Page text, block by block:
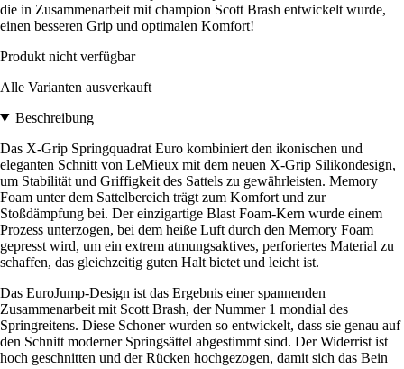
die in Zusammenarbeit mit champion Scott Brash entwickelt wurde,
einen besseren Grip und optimalen Komfort!
Produkt nicht verfügbar
Alle Varianten ausverkauft
Beschreibung
Das X-Grip Springquadrat Euro kombiniert den ikonischen und
eleganten Schnitt von LeMieux mit dem neuen X-Grip Silikondesign,
um Stabilität und Griffigkeit des Sattels zu gewährleisten. Memory
Foam unter dem Sattelbereich trägt zum Komfort und zur
Stoßdämpfung bei. Der einzigartige Blast Foam-Kern wurde einem
Prozess unterzogen, bei dem heiße Luft durch den Memory Foam
gepresst wird, um ein extrem atmungsaktives, perforiertes Material zu
schaffen, das gleichzeitig guten Halt bietet und leicht ist.
Das EuroJump-Design ist das Ergebnis einer spannenden
Zusammenarbeit mit Scott Brash, der Nummer 1 mondial des
Springreitens. Diese Schoner wurden so entwickelt, dass sie genau auf
den Schnitt moderner Springsättel abgestimmt sind. Der Widerrist ist
hoch geschnitten und der Rücken hochgezogen, damit sich das Bein